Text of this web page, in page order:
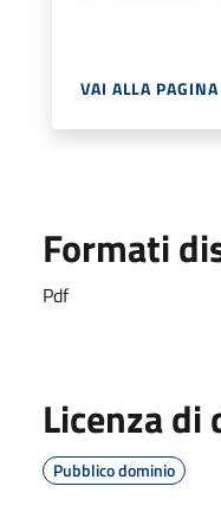
VAI ALLA PAGINA
Formati
Pdf
Licenza
Pubblico dominio